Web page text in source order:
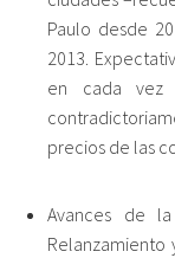
Paulo desde
2013.
en cada vez
precios de las
Avances de